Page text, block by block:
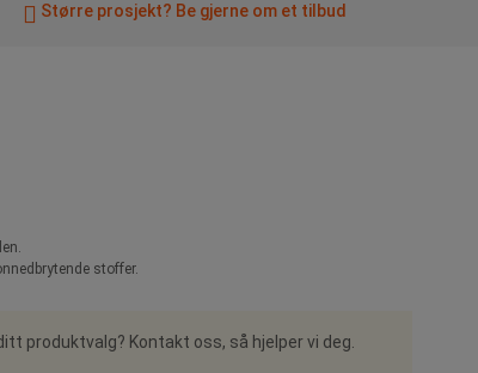
Større prosjekt? Be gjerne om et tilbud
stoffer.
produktvalg? Kontakt oss, så hjelper vi deg.